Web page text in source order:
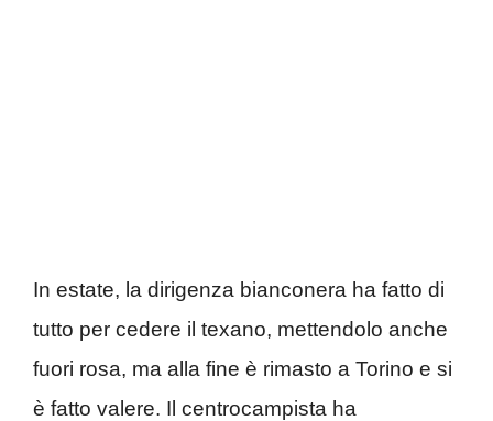
In estate, la dirigenza bianconera ha fatto di
tutto per cedere il texano, mettendolo anche
fuori rosa, ma alla fine è rimasto a Torino e si
è fatto valere. Il centrocampista ha